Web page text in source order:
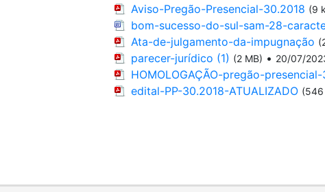
Aviso-Pregão-Presencial-30.2018 (9
bom-sucesso-do-sul-sam-28-
Ata-de-julgamento-da-impugnação
parecer-jurídico (1) (2 MB) • 20/07/
HOMOLOGAÇÃO-pregão-
edital-PP-30.2018-ATUALIZADO (546